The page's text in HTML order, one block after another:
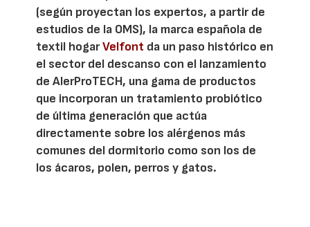
(según proyectan los expertos, a partir de
estudios de la OMS), la marca española de
textil hogarVelfont da un paso histórico en
el sector del descanso con el lanzamiento
de AlerProTECH, una gama de productos
que incorporan un tratamiento probiótico
de última generación que actúa
directamente sobre los alérgenos más
comunes del dormitorio como son los de
los ácaros, polen, perros y gatos.